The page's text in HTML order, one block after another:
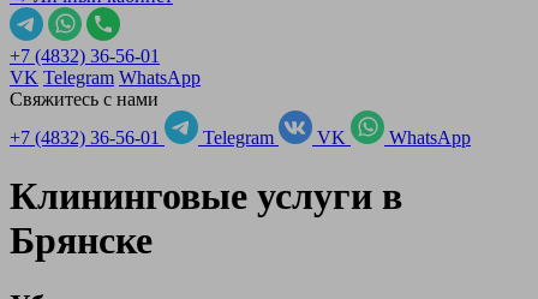
+7 (4832) 36-56-01
VK Telegram WhatsApp
Свяжитесь с нами
+7 (4832) 36-56-01
Telegram VK WhatsApp
Клининговые услуги в
Брянске